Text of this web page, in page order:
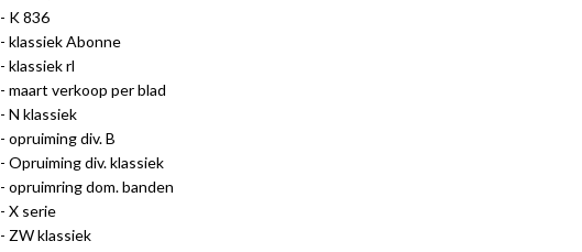
K 836
klassiek Abonne
klassiek rl
maart verkoop per blad
N klassiek
opruiming div. B
Opruiming div. klassiek
opruimring dom. banden
X serie
ZW klassiek